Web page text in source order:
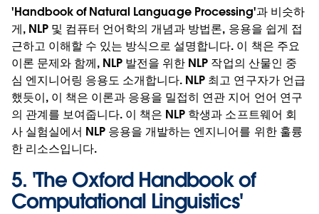
'Handbook of Natural Language Processing'과 비슷하
게, NLP 및 컴퓨터 언어학의 개념과 방법론, 응용을 쉽게 접
근하고 이해할 수 있는 방식으로 설명합니다. 이 책은 주요
이론 문제와 함께, NLP 발전을 위한 NLP 작업의 산물인 중
심 엔지니어링 응용도 소개합니다. NLP 최고 연구자가 언급
했듯이, 이 책은 이론과 응용을 밀접히 연관 지어 언어 연구
의 관계를 보여줍니다. 이 책은 NLP 학생과 소프트웨어 회
사 실험실에서 NLP 응용을 개발하는 엔지니어를 위한 훌륭
한 리소스입니다.
5. 'The Oxford Handbook of
Computational Linguistics'